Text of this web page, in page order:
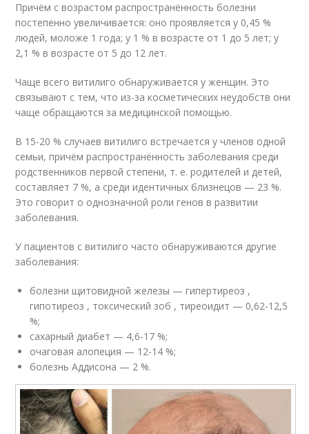
Причём с возрастом распространённость болезни
постепенно увеличивается: оно проявляется у 0,45 %
людей, моложе 1 года; у 1 % в возрасте от 1 до 5 лет; у
2,1 % в возрасте от 5 до 12 лет.
Чаще всего витилиго обнаруживается у женщин. Это
связывают с тем, что из-за косметических неудобств они
чаще обращаются за медицинской помощью.
В 15-20 % случаев витилиго встречается у членов одной
семьи, причём распространённость заболевания среди
родственников первой степени, т. е. родителей и детей,
составляет 7 %, а среди идентичных близнецов — 23 %.
Это говорит о однозначной роли генов в развитии
заболевания.
У пациентов с витилиго часто обнаруживаются другие
заболевания:
болезни щитовидной железы — гипертиреоз ,
гипотиреоз , токсический зоб , тиреоидит — 0,62-12,5
%;
сахарный диабет — 4,6-17 %;
очаговая алопеция — 12-14 %;
болезнь Аддисона — 2 %.